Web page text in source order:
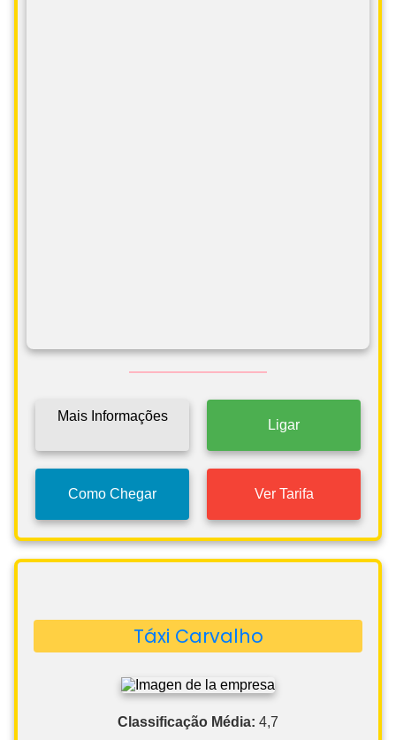
Mais Informações
Ligar
Como Chegar Ver Tarifa
Classificação Média:4,7